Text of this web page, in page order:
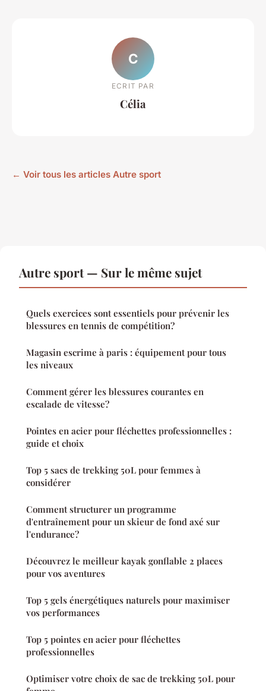
C
ECRIT PAR
Célia
← Voir tous les articles Autre sport
Autre sport — Sur le même sujet
Quels exercices sont essentiels pour prévenir les
blessures en tennis de compétition?
Magasin escrime à paris : équipement pour tous
les niveaux
Comment gérer les blessures courantes en
escalade de vitesse?
Pointes en acier pour fléchettes professionnelles :
guide et choix
Top 5 sacs de trekking 50L pour femmes à
considérer
Comment structurer un programme
d'entraînement pour un skieur de fond axé sur
l'endurance?
Découvrez le meilleur kayak gonflable 2 places
pour vos aventures
Top 5 gels énergétiques naturels pour maximiser
vos performances
Top 5 pointes en acier pour fléchettes
professionnelles
Optimiser votre choix de sac de trekking 50L pour